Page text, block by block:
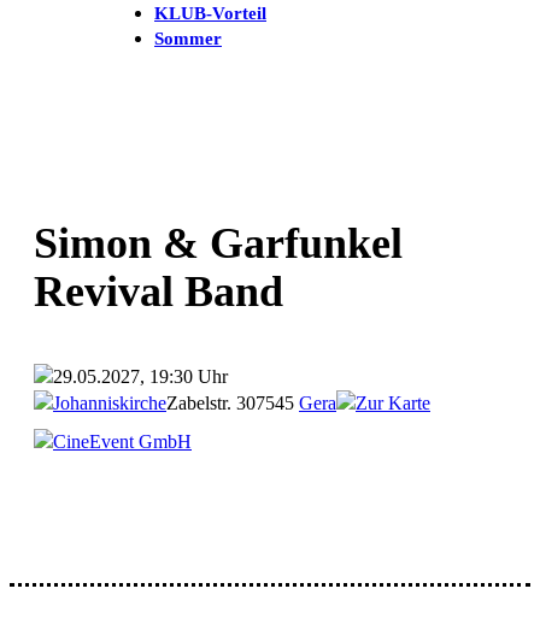
KLUB-Vorteil
Sommer
Simon & Garfunkel
Revival Band
29.05.2027, 19:30 Uhr
JohanniskircheZabelstr. 307545 Gera
Zur Karte
CineEvent GmbH